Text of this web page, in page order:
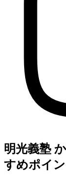
明光義塾
すめポイン